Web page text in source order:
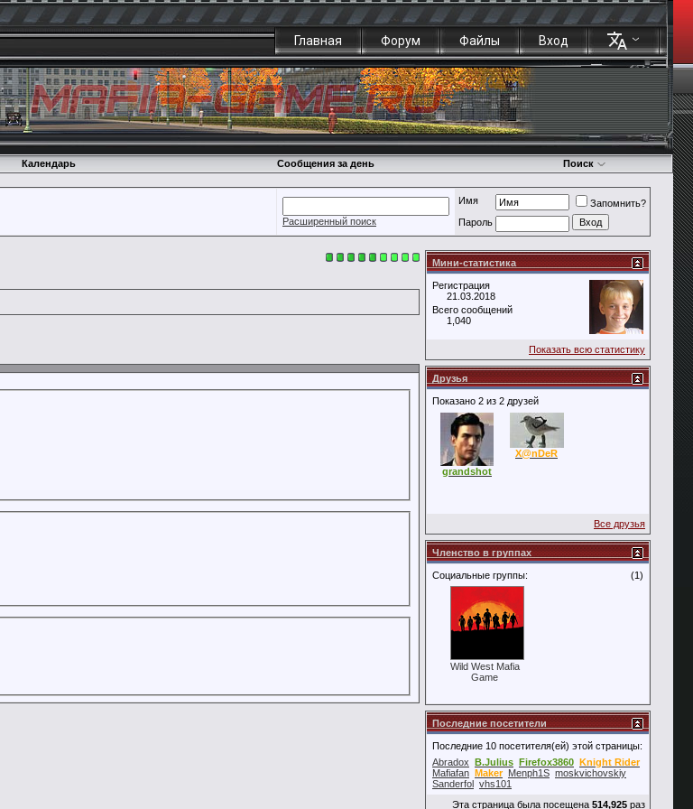
Главная Форум Файлы Вход
Календарь Сообщения за день Поиск
Расширенный поиск
Имя
Запомнить?
Пароль
Мини-статистика
Регистрация
21.03.2018
Всего сообщений
1,040
Показать всю статистику
Друзья
Показано 2 из 2 друзей
grandshot
X@nDeR
Все друзья
Членство в группах
(1)
Социальные группы:
Wild West Mafia
Game
Последние посетители
Последние 10 посетителя(ей) этой страницы:
Abradox B.Julius Firefox3860 Knight Rider
Mafiafan Maker Menph1S moskvichovskiy
Sanderfol vhs101
Эта страница была посещена 514,925 раз